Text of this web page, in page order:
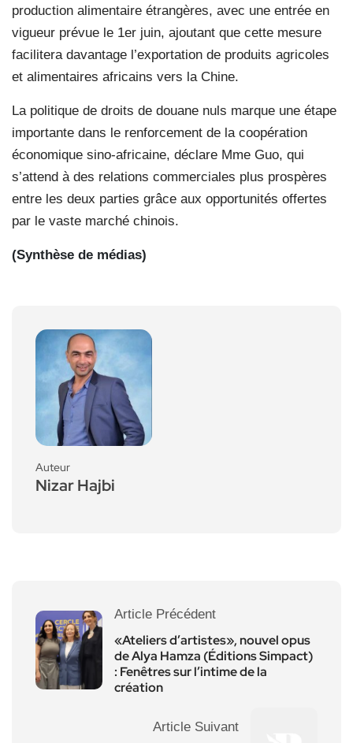
production alimentaire étrangères, avec une entrée en
vigueur prévue le 1er juin, ajoutant que cette mesure
facilitera davantage l’exportation de produits agricoles
et alimentaires africains vers la Chine.
La politique de droits de douane nuls marque une étape
importante dans le renforcement de la coopération
économique sino-africaine, déclare Mme Guo, qui
s’attend à des relations commerciales plus prospères
entre les deux parties grâce aux opportunités offertes
par le vaste marché chinois.
(Synthèse de médias)
Auteur
Nizar Hajbi
Article Précédent
«Ateliers d’artistes», nouvel opus
de Alya Hamza (Éditions Simpact)
: Fenêtres sur l’intime de la
création
Article Suivant